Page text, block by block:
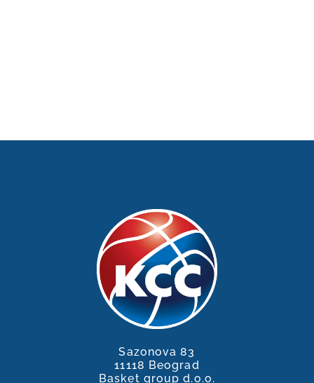
Sazonova 83
11118 Beograd
Basket group d.o.o.